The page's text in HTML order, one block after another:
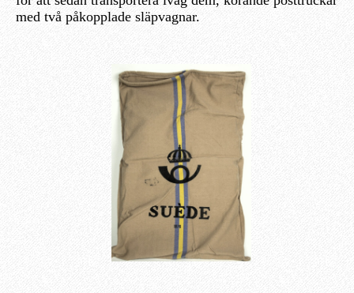
med två påkopplade släpvagnar.